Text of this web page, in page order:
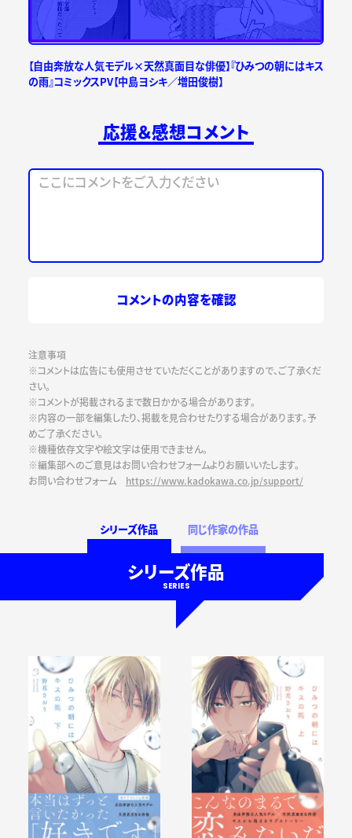
【自由奔放な人気モデル×天然真面目な俳優】『ひみつの朝にはキス
の雨』コミックスPV【中島ヨシキ／増田俊樹】
応援＆感想コメント
コメントの内容を確認
注意事項
※コメントは広告にも使用させていただくことがありますので、ご了承くだ
さい。
※コメントが掲載されるまで数日かかる場合があります。
※内容の一部を編集したり、掲載を見合わせたりする場合があります。予
めご了承ください。
※機種依存文字や絵文字は使用できません。
※編集部へのご意見はお問い合わせフォームよりお願いいたします。
お問い合わせフォーム https://www.kadokawa.co.jp/support/
シリーズ作品 同じ作家の作品
シリーズ作品
SERIES